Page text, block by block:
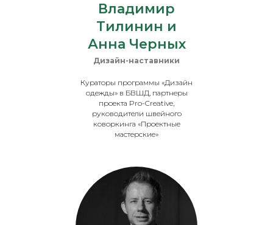
Владимир
Тилинин и
Анна Черных
Дизайн-наставники
Кураторы программы «Дизайн
одежды» в БВШД, партнеры
проекта Pro-Creative,
руководители швейного
коворкинга «Проектные
мастерские»